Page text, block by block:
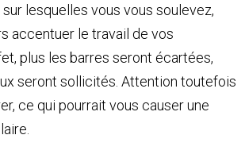
lesquelles vous vous soulevez,
accentuer le travail de vos
plus les barres seront écartées,
seront sollicités. Attention toutefois
ce qui pourrait vous causer une